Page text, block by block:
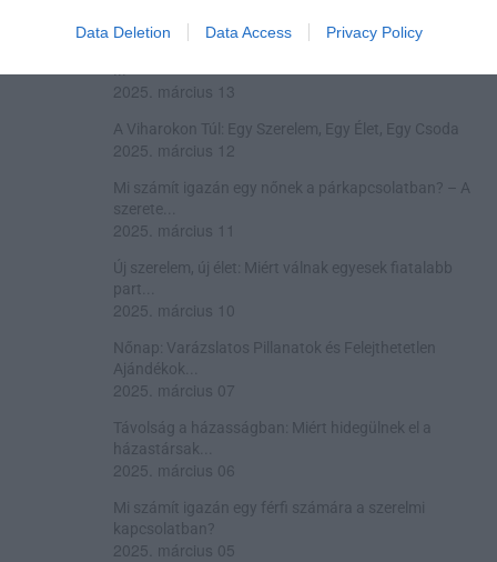
Data Deletion Data Access Privacy Policy
2025. március 13
A Viharokon Túl: Egy Szerelem, Egy Élet, Egy Csoda
2025. március 12
Mi számít igazán egy nőnek a párkapcsolatban? – A
szerete...
2025. március 11
Új szerelem, új élet: Miért válnak egyesek fiatalabb
part...
2025. március 10
Nőnap: Varázslatos Pillanatok és Felejthetetlen
Ajándékok...
2025. március 07
Távolság a házasságban: Miért hidegülnek el a
házastársak...
2025. március 06
Mi számít igazán egy férfi számára a szerelmi
kapcsolatban?
2025. március 05